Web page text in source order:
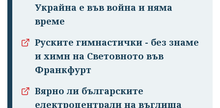
Украйна е във война и няма
време
Руските гимнастички - без знаме
и химн на Световното във
Франкфурт
Вярно ли българските
електроцентрали на въглища